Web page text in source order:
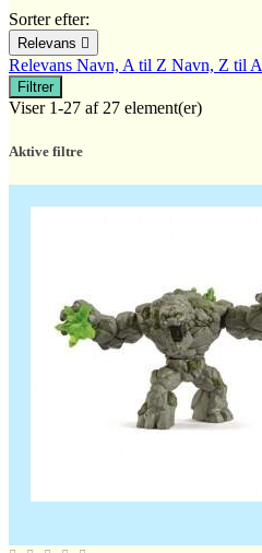
Sorter efter:
Relevans 
Relevans Navn, A til Z Navn, Z til A
Filtrer
Viser 1-27 af 27 element(er)
Aktive filtre